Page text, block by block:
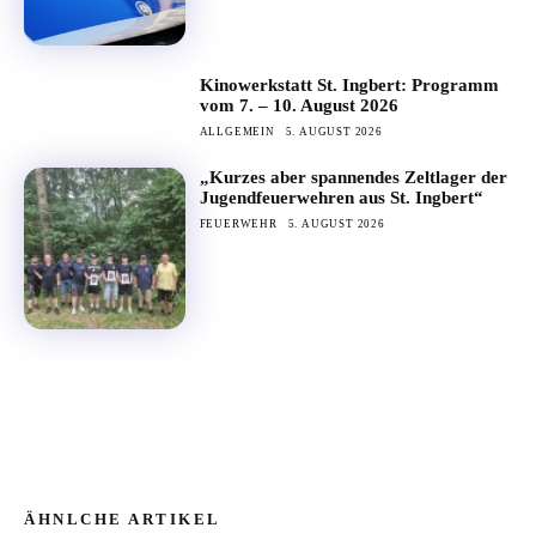
Kinowerkstatt St. Ingbert: Programm
vom 7. – 10. August 2026
ALLGEMEIN 5. AUGUST 2026
„Kurzes aber spannendes Zeltlager der
Jugendfeuerwehren aus St. Ingbert“
FEUERWEHR 5. AUGUST 2026
ÄHNLCHE ARTIKEL